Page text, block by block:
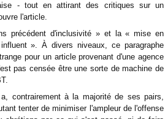
- tout en attirant des critiques sur un
l'article.
précédent d'inclusivité » et la « mise en
». À divers niveaux, ce paragraphe
pour un article provenant d'une agence
pas censée être une sorte de machine de
contrairement à la majorité de ses pairs,
tenter de minimiser l'ampleur de l'offense